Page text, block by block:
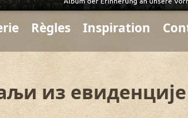
Règles Inspiration
из евиденције